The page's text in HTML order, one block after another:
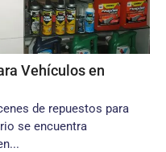
Vehículos en
de repuestos para
se encuentra